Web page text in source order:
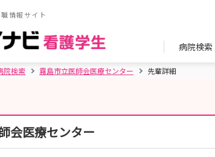
情報サイト
病院検索
院検索 霧島市立医師会医療センター 先輩詳細
会医療センター